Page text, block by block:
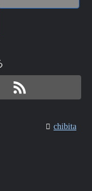
chibita